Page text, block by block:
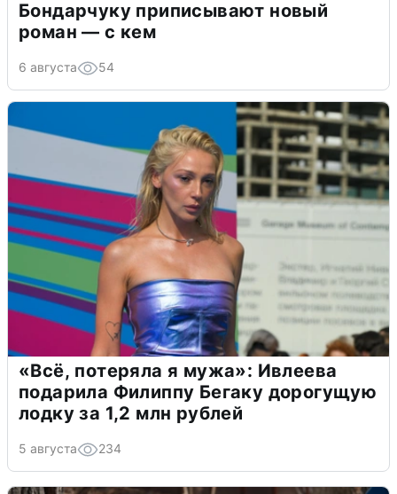
Бондарчуку приписывают новый
роман — с кем
6 августа 54
«Всё, потеряла я мужа»: Ивлеева
подарила Филиппу Бегаку дорогущую
лодку за 1,2 млн рублей
5 августа 234